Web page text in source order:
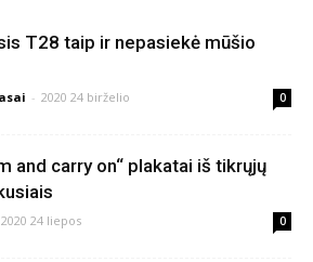
T28 taip ir nepasiekė mūšio
- 2020 24 birželio 0
and carry on“ plakatai iš tikrųjų
2020 24 liepos 0